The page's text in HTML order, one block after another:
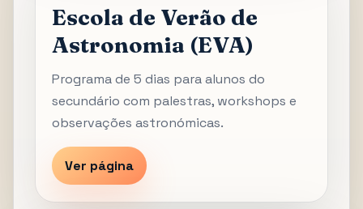
Escola de Verão de
Astronomia (EVA)
Programa de 5 dias para alunos do
secundário com palestras, workshops e
observações astronómicas.
Ver página